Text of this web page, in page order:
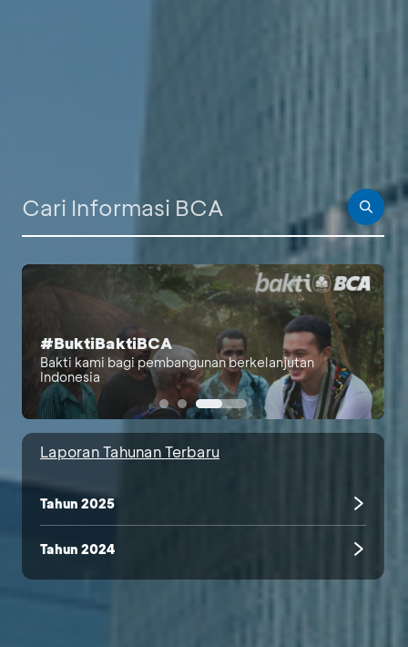
PALING BANYAK DICARI
Berita Investor
Laporan Bulanan
Laporan Berkelanjutan
#BuktiBaktiBCA
Bakti kami bagi pembangunan berkelanjutan
Indonesia
Laporan Tahunan Terbaru
Tahun 2025
Tahun 2024